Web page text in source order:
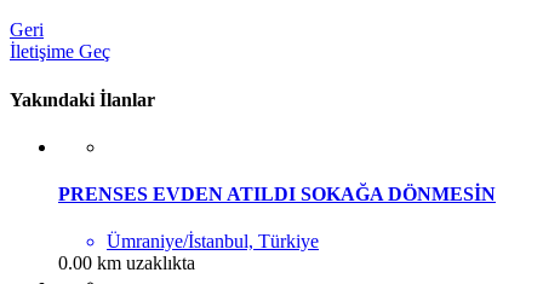
Geri
İletişime Geç
Yakındaki İlanlar
PRENSES EVDEN ATILDI SOKAĞA DÖNMESİN
Ümraniye/İstanbul, Türkiye
0.00 km uzaklıkta